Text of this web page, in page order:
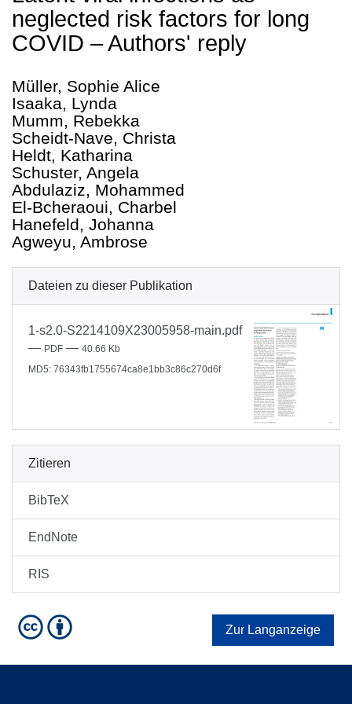
neglected risk factors for long
COVID – Authors' reply
Müller, Sophie Alice
Isaaka, Lynda
Mumm, Rebekka
Scheidt-Nave, Christa
Heldt, Katharina
Schuster, Angela
Abdulaziz, Mohammed
El-Bcheraoui, Charbel
Hanefeld, Johanna
Agweyu, Ambrose
Dateien zu dieser Publikation
1-s2.0-S2214109X23005958-main.pdf
— PDF — 40.66 Kb
MD5: 76343fb1755674ca8e1bb3c86c270d6f
Zitieren
BibTeX
EndNote
RIS
Zur Langanzeige